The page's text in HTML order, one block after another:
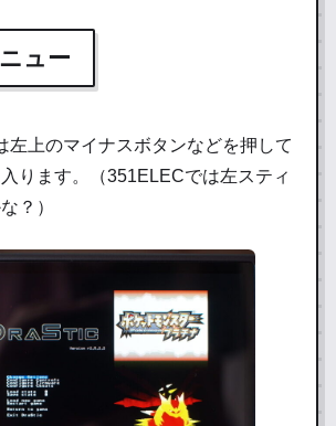
ュー
左上のマイナスボタンなどを押して
ります。（351ELECでは左スティ
？）